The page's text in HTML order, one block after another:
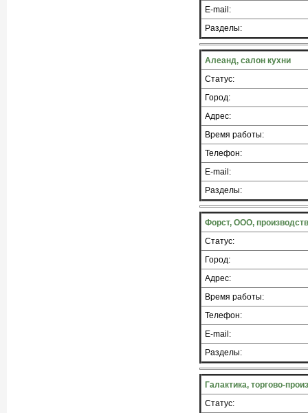
E-mail:
Разделы:
Алеанд, салон кухни
Статус:
Город:
Адрес:
Время работы:
Телефон:
E-mail:
Разделы:
Форст, ООО,
Статус:
Город:
Адрес:
Время работы:
Телефон:
E-mail:
Разделы:
Галактика, торгово-
Статус: